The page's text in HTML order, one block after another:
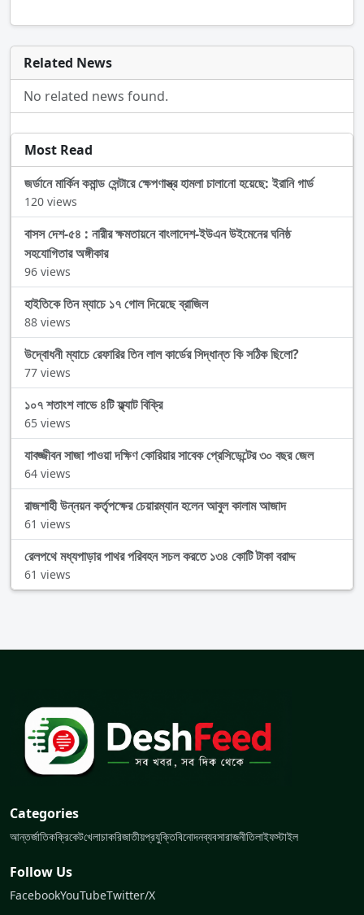
Related News
No related news found.
Most Read
জর্ডানে মার্কিন কমান্ড সেন্টারে ক্ষেপণাস্ত্র হামলা চালানো হয়েছে: ইরানি গার্ড
120 views
বাসস দেশ-৫৪ : নারীর ক্ষমতায়নে বাংলাদেশ-ইউএন উইমেনের ঘনিষ্ঠ
সহযোগিতার অঙ্গীকার
96 views
হাইতিকে তিন ম্যাচে ১৭ গোল দিয়েছে ব্রাজিল
88 views
উদ্বোধনী ম্যাচে রেফারির তিন লাল কার্ডের সিদ্ধান্ত কি সঠিক ছিলো?
77 views
১০৭ শতাংশ লাভে ৪টি ফ্ল্যাট বিক্রি
65 views
যাবজ্জীবন সাজা পাওয়া দক্ষিণ কোরিয়ার সাবেক প্রেসিডেন্টের ৩০ বছর জেল
64 views
রাজশাহী উন্নয়ন কর্তৃপক্ষের চেয়ারম্যান হলেন আবুল কালাম আজাদ
61 views
রেলপথে মধ্যপাড়ার পাথর পরিবহন সচল করতে ১৩৪ কোটি টাকা বরাদ্দ
61 views
Categories
আন্তর্জাতিকক্রিকেটখেলাচাকরিজাতীয়প্রযুক্তিবিনোদনব্যবসারাজনীতিলাইফস্টাইল
Follow Us
FacebookYouTubeTwitter/X